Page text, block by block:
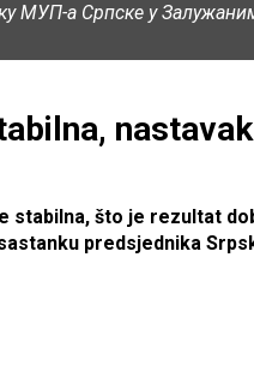
МУП-а Српске у
stabilna, što je rezultat
predsjednika